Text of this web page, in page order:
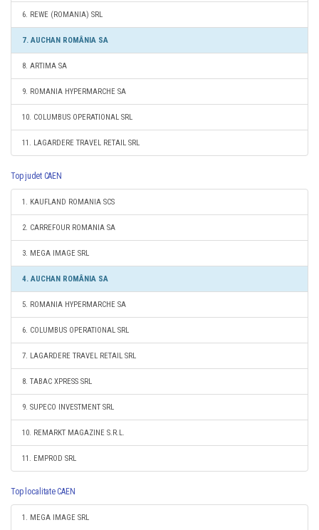
6. REWE (ROMANIA) SRL
7. AUCHAN ROMÂNIA SA
8. ARTIMA SA
9. ROMANIA HYPERMARCHE SA
10. COLUMBUS OPERATIONAL SRL
11. LAGARDERE TRAVEL RETAIL SRL
Top judet CAEN
1. KAUFLAND ROMANIA SCS
2. CARREFOUR ROMANIA SA
3. MEGA IMAGE SRL
4. AUCHAN ROMÂNIA SA
5. ROMANIA HYPERMARCHE SA
6. COLUMBUS OPERATIONAL SRL
7. LAGARDERE TRAVEL RETAIL SRL
8. TABAC XPRESS SRL
9. SUPECO INVESTMENT SRL
10. REMARKT MAGAZINE S.R.L.
11. EMPROD SRL
Top localitate CAEN
1. MEGA IMAGE SRL